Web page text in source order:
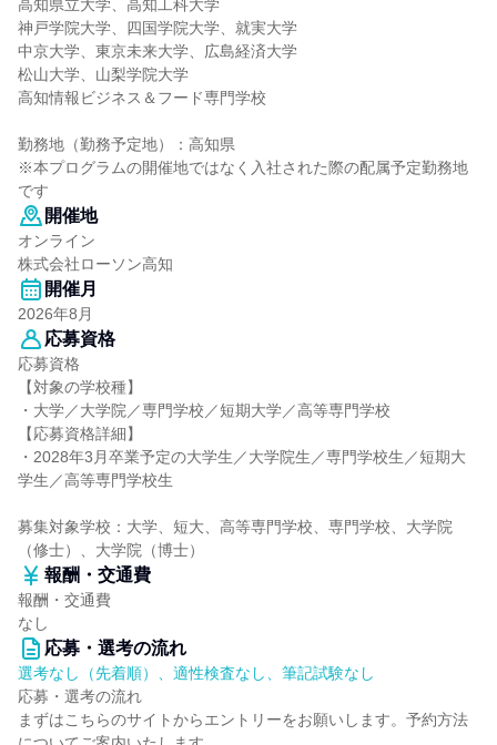
高知県立大学、高知工科大学
神戸学院大学、四国学院大学、就実大学
中京大学、東京未来大学、広島経済大学
松山大学、山梨学院大学
高知情報ビジネス＆フード専門学校
勤務地（勤務予定地）：高知県
※本プログラムの開催地ではなく入社された際の配属予定勤務地
です
開催地
オンライン
株式会社ローソン高知
開催月
2026年8月
応募資格
応募資格
【対象の学校種】
・大学／大学院／専門学校／短期大学／高等専門学校
【応募資格詳細】
・2028年3月卒業予定の大学生／大学院生／専門学校生／短期大
学生／高等専門学校生
募集対象学校：大学、短大、高等専門学校、専門学校、大学院
（修士）、大学院（博士）
報酬・交通費
報酬・交通費
なし
応募・選考の流れ
選考なし（先着順）、適性検査なし、筆記試験なし
応募・選考の流れ
まずはこちらのサイトからエントリーをお願いします。予約方法